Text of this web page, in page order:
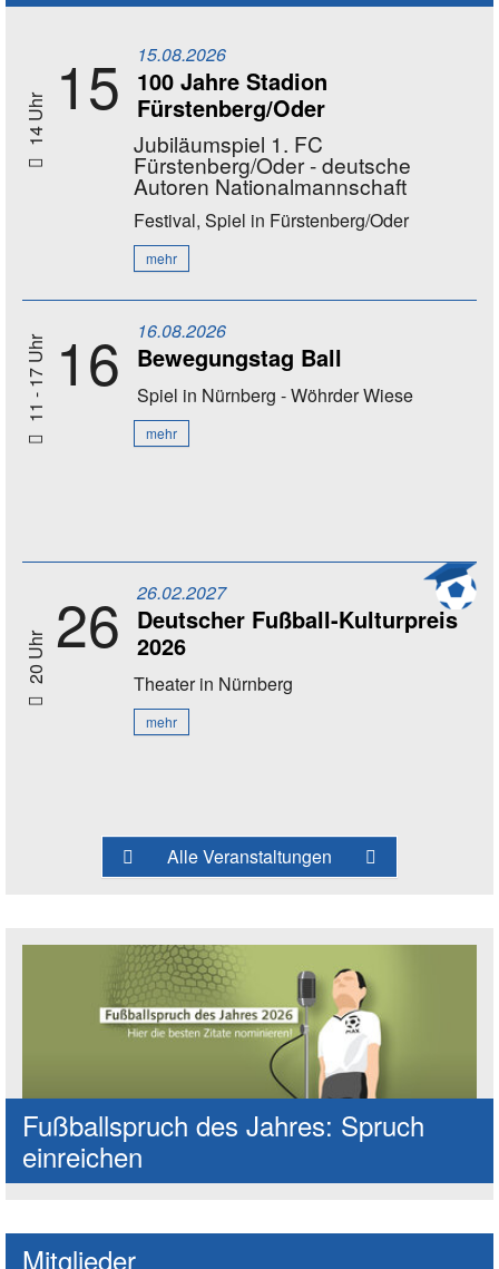
14 Uhr 15 15.08.2026
100 Jahre Stadion
Fürstenberg/Oder
Jubiläumspiel 1. FC
Fürstenberg/Oder - deutsche
Autoren Nationalmannschaft
Festival, Spiel in Fürstenberg/Oder
mehr
11 - 17 Uhr 16 16.08.2026
Bewegungstag Ball
Spiel in Nürnberg - Wöhrder Wiese
mehr
20 Uhr 26 26.02.2027
Deutscher Fußball-Kulturpreis
2026
Theaterin Nürnberg
mehr
Alle Veranstaltungen
Fußballspruch des Jahres: Spruch
einreichen
Mitglieder